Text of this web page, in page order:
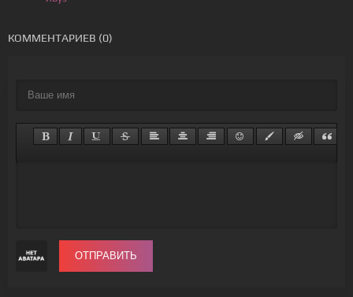
КОММЕНТАРИЕВ (0)
ОТПРАВИТЬ